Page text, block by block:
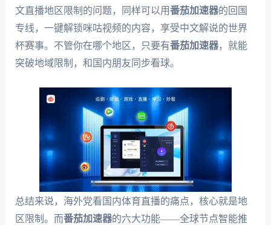
文直播地区限制的问题，同样可以用番茄加速器的回国
专线，一键解锁咪咕视频的内容，享受中文解说的世界
杯赛事。不管你在哪个地区，只要有番茄加速器，就能
突破地域限制，和国内朋友同步看球。
总结来说，海外党看国内体育直播的痛点，核心就是地
区限制。而番茄加速器的六大功能——全球节点智能推